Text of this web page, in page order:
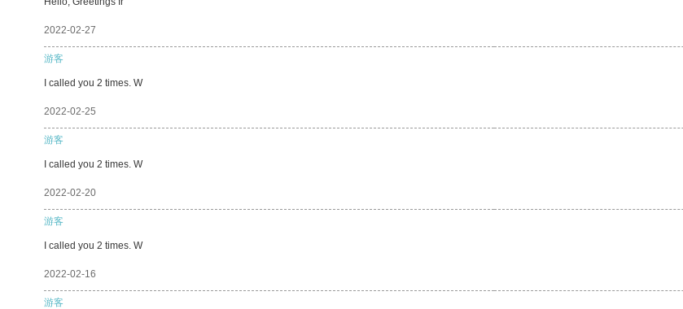
2022-02-27
游客
I called you 2 times. W
2022-02-25
游客
I called you 2 times. W
2022-02-20
游客
I called you 2 times. W
2022-02-16
游客